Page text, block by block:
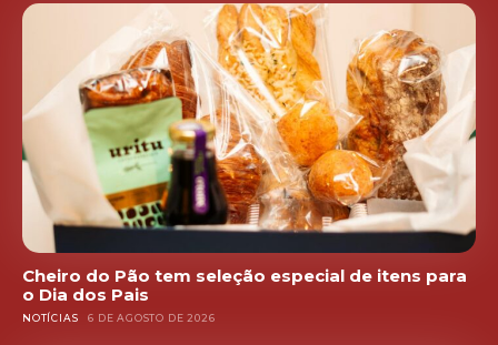
Cheiro do Pão tem seleção especial de itens para
o Dia dos Pais
NOTÍCIAS 6 DE AGOSTO DE 2026